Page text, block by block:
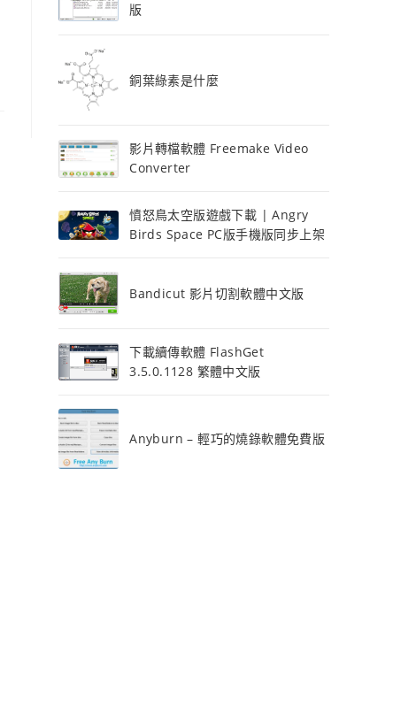
版
銅葉綠素是什麼
影片轉檔軟體 Freemake Video
Converter
憤怒鳥太空版遊戲下載 | Angry
Birds Space PC版手機版同步上架
Bandicut 影片切割軟體中文版
下載續傳軟體 FlashGet
3.5.0.1128 繁體中文版
Anyburn – 輕巧的燒錄軟體免費版